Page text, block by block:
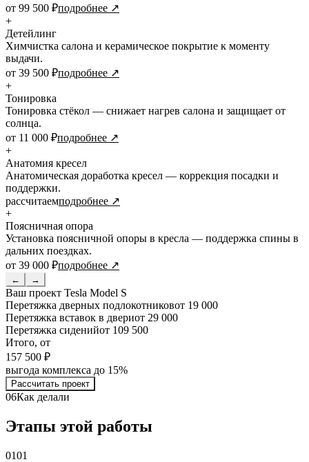
от 99 500 ₽подробнее ↗
+
Детейлинг
Химчистка салона и керамическое покрытие к моменту
выдачи.
от 39 500 ₽подробнее ↗
+
Тонировка
Тонировка стёкол — снижает нагрев салона и защищает от
солнца.
от 11 000 ₽подробнее ↗
+
Анатомия кресел
Анатомическая доработка кресел — коррекция посадки и
поддержки.
рассчитаемподробнее ↗
+
Поясничная опора
Установка поясничной опоры в кресла — поддержка спины в
дальних поездках.
от 39 000 ₽подробнее ↗
← →
Ваш проект Tesla Model S
Перетяжка дверных подлокотниковот 19 000
Перетяжка вставок в двериот 29 000
Перетяжка сиденийот 109 500
Итого, от
157 500 ₽
выгода комплекса до 15%
Рассчитать проект
06Как делали
Этапы этой работы
0101